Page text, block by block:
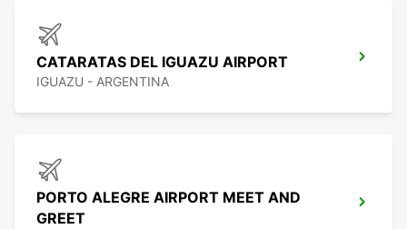
CATARATAS DEL IGUAZU AIRPORT
IGUAZU - ARGENTINA
PORTO ALEGRE AIRPORT MEET AND
GREET